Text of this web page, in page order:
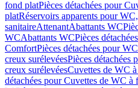
fond platPièces détachées pour
platRéservoirs apparents pour
sanitaireAttenantAbattants WC
WCAbattants WCPièces
ComfortPièces détachées pour
creux surélevéesPièces détachées
creux surélevéesCuvettes de WC
détachées pour Cuvettes de WC à